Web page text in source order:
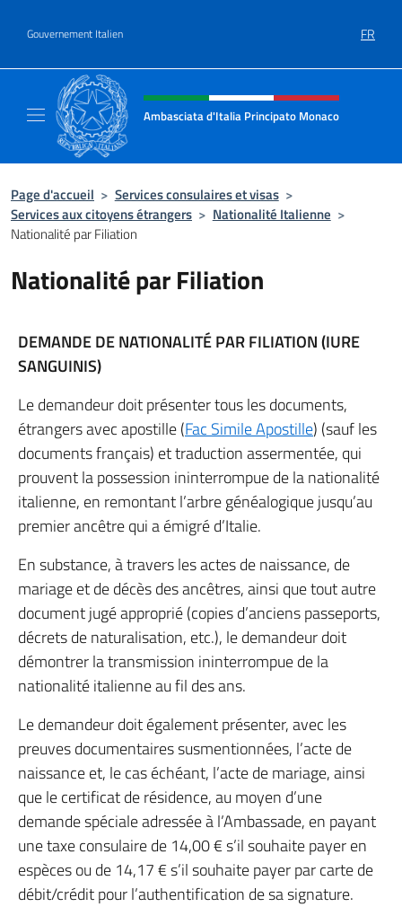
Gouvernement Italien FR
Site Web, social et en-tête de
Ambasciata d'Italia Principato Monaco
Page d'accueil > Services consulaires et visas >
Services aux citoyens étrangers > Nationalité Italienne >
Nationalité par Filiation
Nationalité par Filiation
DEMANDE DE NATIONALITÉ PAR FILIATION (IURE
SANGUINIS)
Le demandeur doit présenter tous les documents,
étrangers avec apostille (Fac Simile Apostille) (sauf les
documents français) et traduction assermentée, qui
prouvent la possession ininterrompue de la nationalité
italienne, en remontant l’arbre généalogique jusqu’au
premier ancêtre qui a émigré d’Italie.
En substance, à travers les actes de naissance, de
mariage et de décès des ancêtres, ainsi que tout autre
document jugé approprié (copies d’anciens passeports,
décrets de naturalisation, etc.), le demandeur doit
démontrer la transmission ininterrompue de la
nationalité italienne au fil des ans.
Le demandeur doit également présenter, avec les
preuves documentaires susmentionnées, l’acte de
naissance et, le cas échéant, l’acte de mariage, ainsi
que le certificat de résidence, au moyen d’une
demande spéciale adressée à l’Ambassade, en payant
une taxe consulaire de 14,00 € s’il souhaite payer en
espèces ou de 14,17 € s’il souhaite payer par carte de
débit/crédit pour l’authentification de sa signature.